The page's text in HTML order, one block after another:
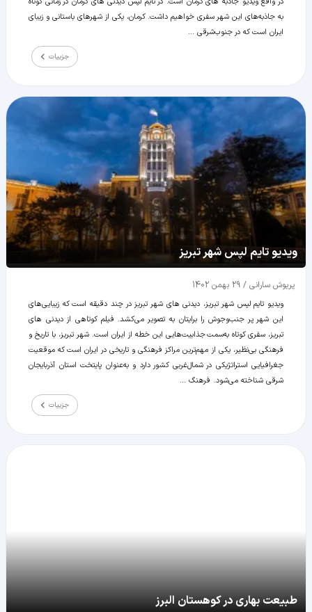
به جاذبه‌های این شهر سفری خواهیم داشت. کرمان، یکی از شهرهای باستانی و زیبای
ایران است که در جنوب‌‌شرقی ...
جزییات
ویدیو تایم لپس شهر تبریز
پریوش سارانی / 29 بهمن 1402
ویدیو تایم لپس شهر تبریز، دیدنی های شهر تبریز در چند دقیقه است که زیبایی‌های
این شهر پر جنب‌وجوش را برایتان به تصویر می‌کشد. فیلم کوتاهی از دیدنی های
تبریز، سفری کوتاه به‌سمت جذابیت‌هایی این خطه از ایران است. شهر تبریز، با تاریخ و
فرهنگی بی‌نظیر، یکی از مهم‌ترین مراکز فرهنگی و تاریخی در ایران است که موقعیت
جغرافیایی استراتژیکی در شمال‌غربی کشور دارد و به‌عنوان پایتخت استان آذربایجان
شرقی شناخته می‌شود. فرهنگ ...
جزییات
طبیعت بهاری در کوهستان البرز